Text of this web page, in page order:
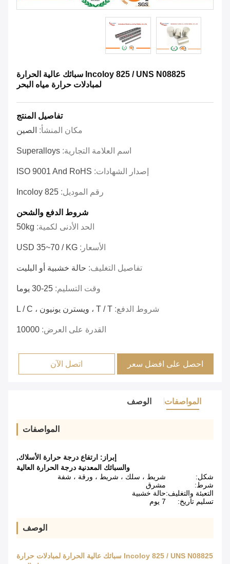
Incoloy 825 / UNS N08825 سبائك عالية الحرارة
لمبادلات حرارة مياه البحر
تفاصيل المنتج
مكان المنشأ: الصين
اسم العلامة التجارية: Superalloys
إصدار الشهادات: ISO 9001 And RoHS
رقم الموديل: Incoloy 825
شروط الدفع والشحن
الحد الأدنى لكمية: 50kg
الأسعار: USD 35~70 / KG
تفاصيل التغليف: حالة خشبية أو البليت
وقت التسليم: 25-30 يوما
شروط الدفع: T / T ، ويسترن يونيون ، L / C
القدرة على العرض: 10000
احصل على افضل سعر اتصل الآن
المواصفات الوصف
المواصفات
إبراز: ارتفاع درجة حرارة الأسلاك,
والسبائك المعدنية درجة الحرارة العالية
شكل:
شريط ، سلك ، شريط ، ورقة ، شفة
شرط:
مشرق
التعبئة والتغليف:حالة خشبية
تسليم تاريخ:
7 يوم
الوصف
Incoloy 825 / UNS N08825 سبائك عالية الحرارة لمبادلات حرارة